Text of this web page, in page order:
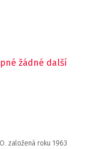
žádné další
založená roku 1963